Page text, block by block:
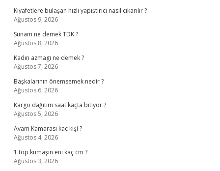
Kıyafetlere bulaşan hızlı yapıştırıcı nasıl çıkarılır ?
Ağustos 9, 2026
Sunam ne demek TDK ?
Ağustos 8, 2026
Kadın azmagı ne demek ?
Ağustos 7, 2026
Başkalarının önemsemek nedir ?
Ağustos 6, 2026
Kargo dağıtım saat kaçta bitiyor ?
Ağustos 5, 2026
Avam Kamarası kaç kişi ?
Ağustos 4, 2026
1 top kumaşın eni kaç cm ?
Ağustos 3, 2026